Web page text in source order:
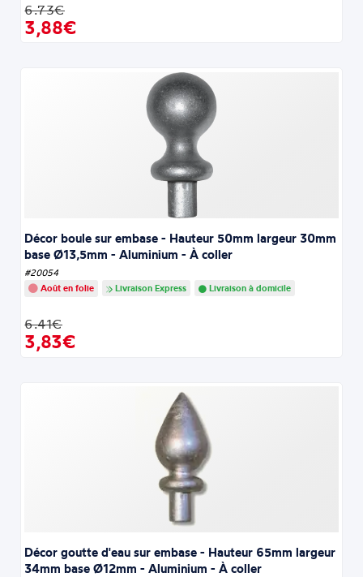
6.73€
3,88€
Décor boule sur embase - Hauteur 50mm largeur 30mm
base Ø13,5mm - Aluminium - À coller
#20054
Août en folie
Livraison Express Livraison à domicile
6.41€
3,83€
Décor goutte d'eau sur embase - Hauteur 65mm largeur
34mm base Ø12mm - Aluminium - À coller